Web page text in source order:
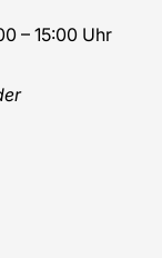
– 15:00 Uhr